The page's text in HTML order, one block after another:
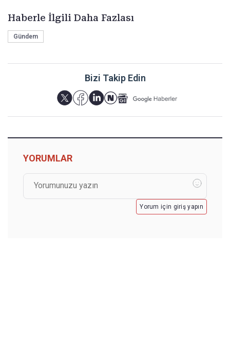
Haberle İlgili Daha Fazlası
Gündem
Bizi Takip Edin
YORUMLAR
Yorum için giriş yapın